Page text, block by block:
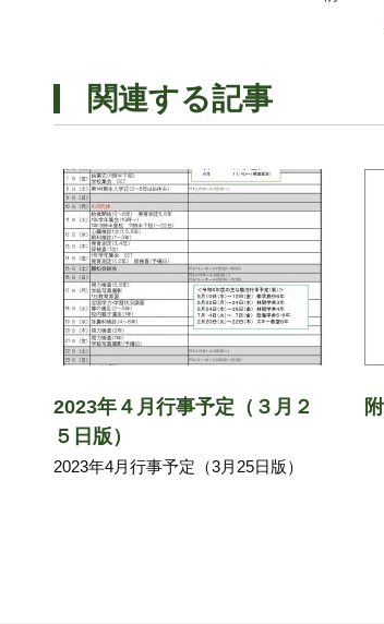
関連する記事
2023年４月行事予定（３月２
５日版）
2023年4月行事予定（3月25日版）